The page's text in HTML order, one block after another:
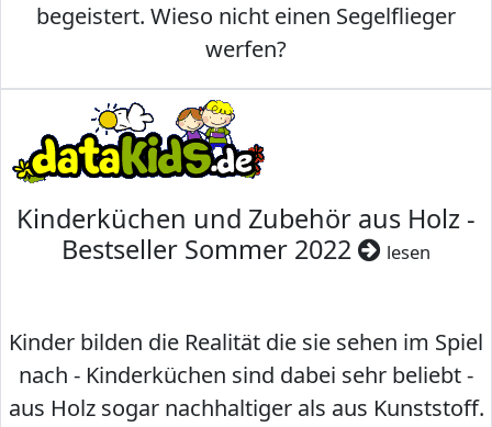
begeistert. Wieso nicht einen Segelflieger
werfen?
Kinderküchen und Zubehör aus Holz -
Bestseller Sommer 2022
lesen
Kinder bilden die Realität die sie sehen im Spiel
nach - Kinderküchen sind dabei sehr beliebt -
aus Holz sogar nachhaltiger als aus Kunststoff.